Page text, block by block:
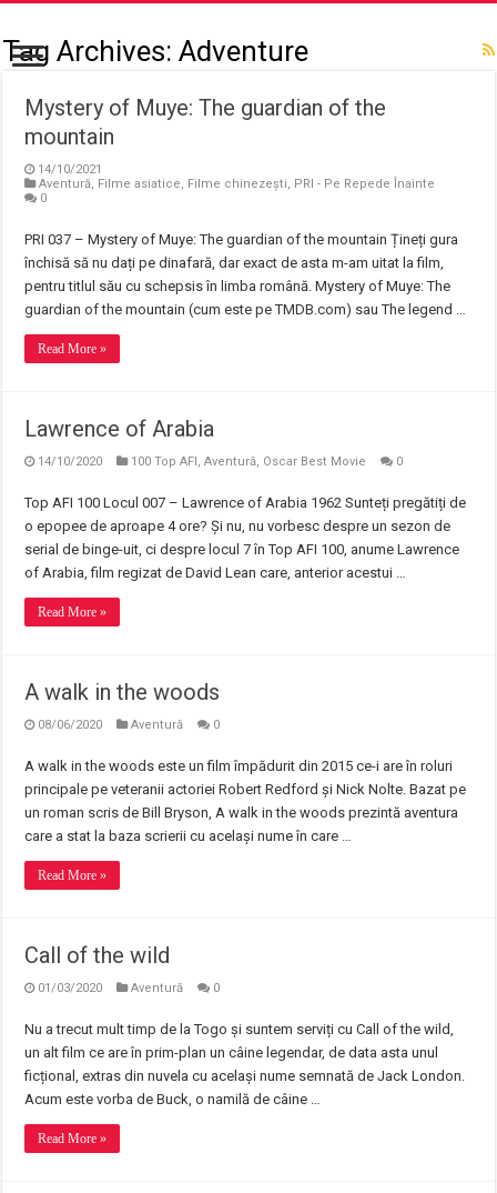
Tag Archives:Adventure
Mystery of Muye: The guardian of the
mountain
14/10/2021
Aventură, Filme asiatice, Filme chinezești, PRI - Pe Repede Înainte
0
PRI 037 – Mystery of Muye: The guardian of the mountain Țineți gura
închisă să nu dați pe dinafară, dar exact de asta m-am uitat la film,
pentru titlul său cu schepsis în limba română. Mystery of Muye: The
guardian of the mountain (cum este pe TMDB.com) sau The legend …
Read More »
Lawrence of Arabia
14/10/2020 100 Top AFI,Aventură, Oscar Best Movie 0
Top AFI 100 Locul 007 – Lawrence of Arabia 1962 Sunteți pregătiți de
o epopee de aproape 4 ore? Și nu, nu vorbesc despre un sezon de
serial de binge-uit, ci despre locul 7 în Top AFI 100, anume Lawrence
of Arabia, film regizat de David Lean care, anterior acestui …
Read More »
A walk in the woods
08/06/2020 Aventură 0
A walk in the woods este un film împădurit din 2015 ce-i are în roluri
principale pe veteranii actoriei Robert Redford și Nick Nolte. Bazat pe
un roman scris de Bill Bryson, A walk in the woods prezintă aventura
care a stat la baza scrierii cu același nume în care …
Read More »
Call of the wild
01/03/2020 Aventură 0
Nu a trecut mult timp de la Togo și suntem serviți cu Call of the wild,
un alt film ce are în prim-plan un câine legendar, de data asta unul
ficțional, extras din nuvela cu același nume semnată de Jack London.
Acum este vorba de Buck, o namilă de câine …
Read More »